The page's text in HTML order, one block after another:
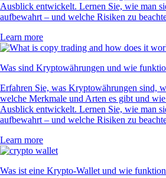
Ausblick entwickelt. Lernen Sie, wie man
aufbewahrt – und welche Risiken zu
Learn more
Was sind Kryptowährungen und wie
Erfahren Sie, was Kryptowährungen sind,
welche Merkmale und Arten es gibt und
Ausblick entwickelt. Lernen Sie, wie man
aufbewahrt – und welche Risiken zu
Learn more
Was ist eine Krypto-Wallet und wie